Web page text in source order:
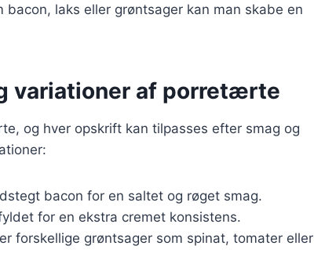
laks eller grøntsager kan man skabe en
variationer af porretærte
og hver opskrift kan tilpasses efter smag og
bacon for en saltet og røget smag.
for en ekstra cremet konsistens.
forskellige grøntsager som spinat, tomater eller